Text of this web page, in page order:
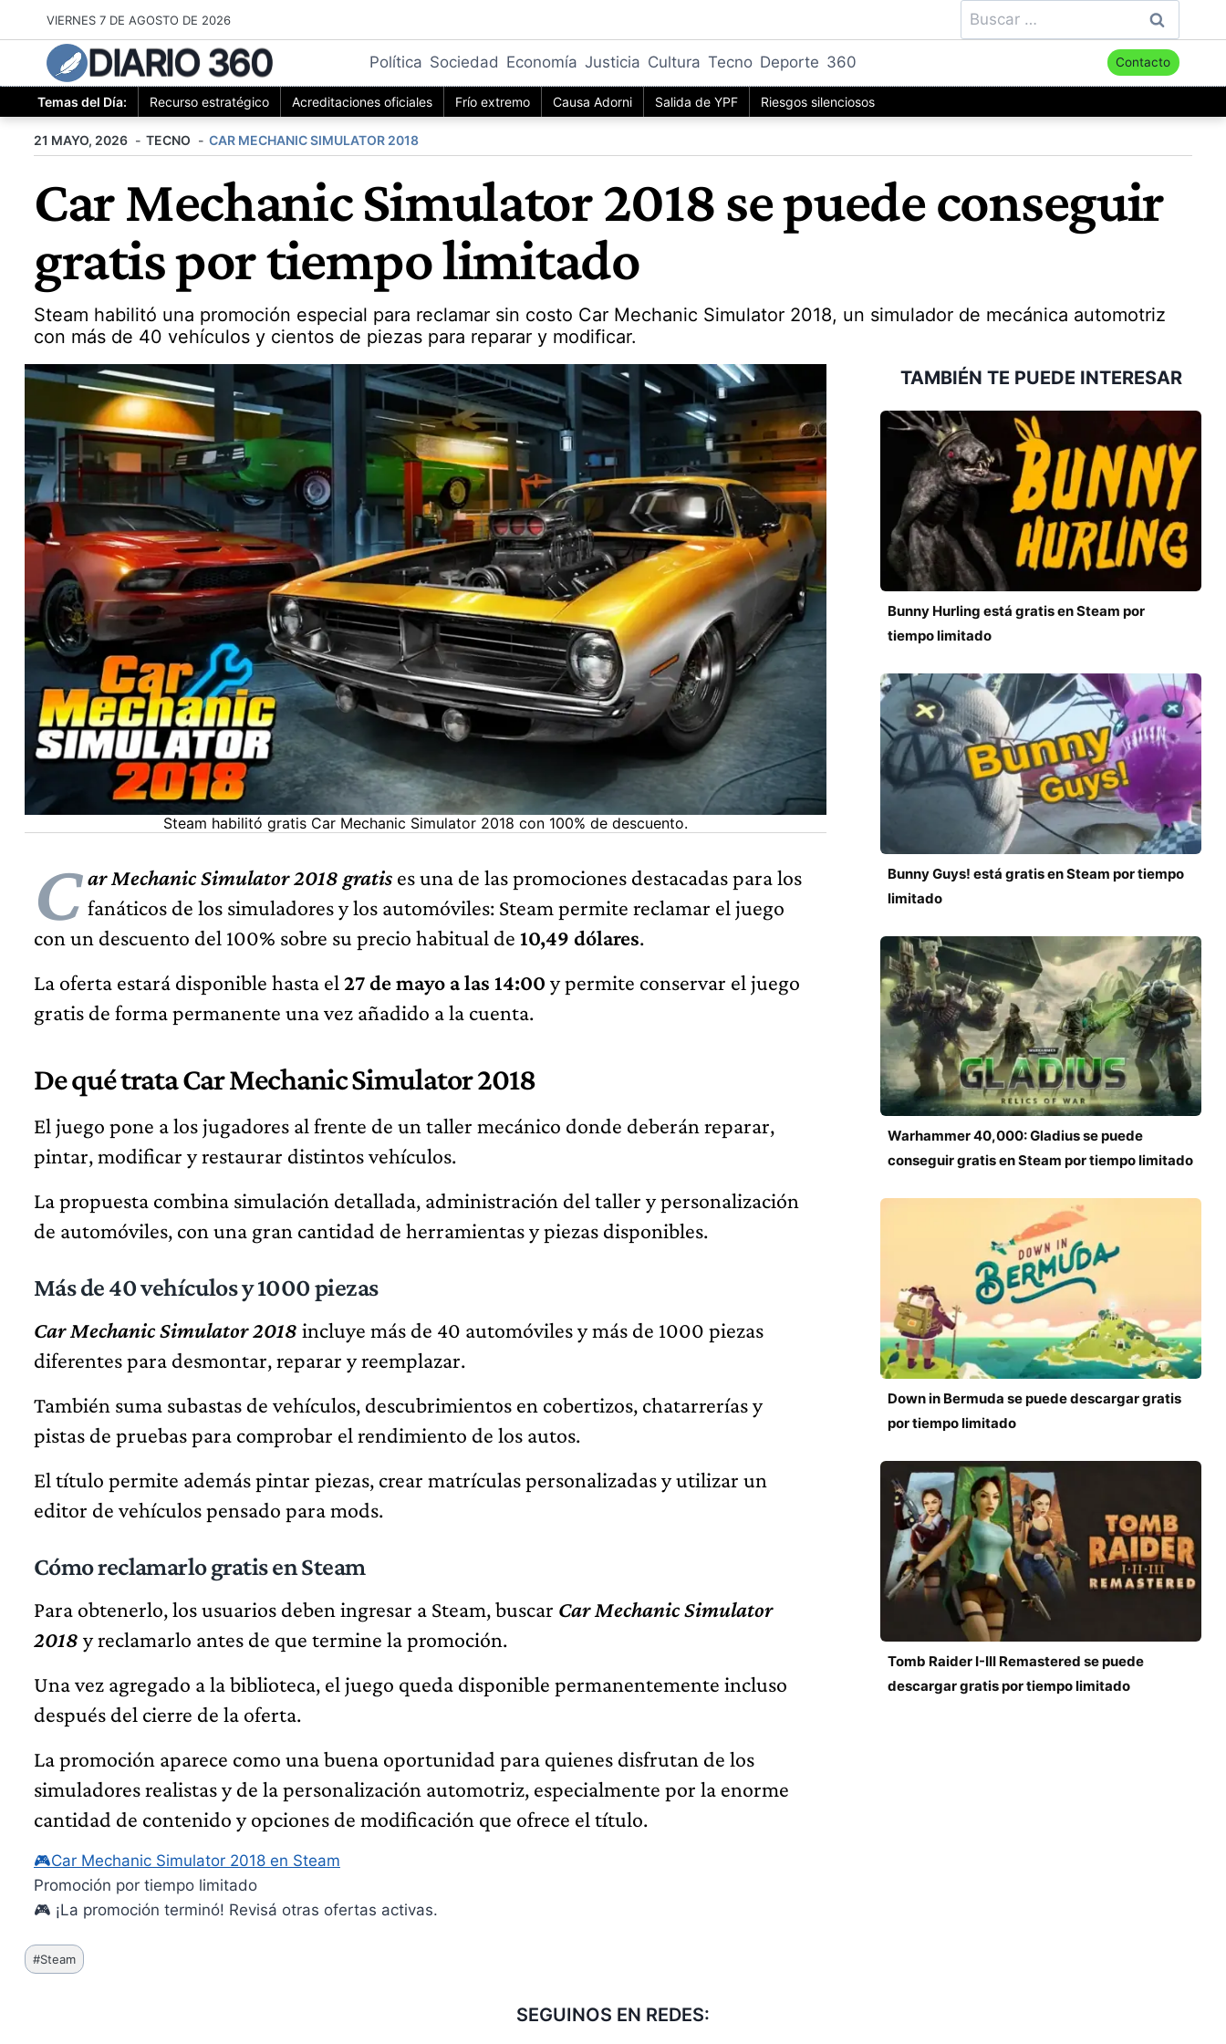
al
contenido
VIERNES 7 DE AGOSTO DE 2026 Buscar:
DIARIO 360 Política Sociedad Economía Justicia Cultura Tecno Deporte 360 Contacto
Temas del Día: Recurso estratégico Acreditaciones oficiales Frío extremo Causa Adorni Salida de YPF Riesgos silenciosos
21 MAYO, 2026 TECNO CAR MECHANIC SIMULATOR 2018
Car Mechanic Simulator 2018 se puede conseguir
gratis por tiempo limitado
Steam habilitó una promoción especial para reclamar sin costo Car Mechanic Simulator 2018, un simulador de mecánica automotriz
con más de 40 vehículos y cientos de piezas para reparar y modificar.
Steam habilitó gratis Car Mechanic Simulator 2018 con 100% de descuento.
C ar Mechanic Simulator 2018 gratis es una de las promociones destacadas para los
fanáticos de los simuladores y los automóviles: Steam permite reclamar el juego
con un descuento del 100% sobre su precio habitual de 10,49 dólares.
La oferta estará disponible hasta el 27 de mayo a las 14:00 y permite conservar el juego
gratis de forma permanente una vez añadido a la cuenta.
De qué trata Car Mechanic Simulator 2018
El juego pone a los jugadores al frente de un taller mecánico donde deberán reparar,
pintar, modificar y restaurar distintos vehículos.
La propuesta combina simulación detallada, administración del taller y personalización
de automóviles, con una gran cantidad de herramientas y piezas disponibles.
Más de 40 vehículos y 1000 piezas
Car Mechanic Simulator 2018 incluye más de 40 automóviles y más de 1000 piezas
diferentes para desmontar, reparar y reemplazar.
También suma subastas de vehículos, descubrimientos en cobertizos, chatarrerías y
pistas de pruebas para comprobar el rendimiento de los autos.
El título permite además pintar piezas, crear matrículas personalizadas y utilizar un
editor de vehículos pensado para mods.
Cómo reclamarlo gratis en Steam
Para obtenerlo, los usuarios deben ingresar a Steam, buscar Car Mechanic Simulator
2018 y reclamarlo antes de que termine la promoción.
Una vez agregado a la biblioteca, el juego queda disponible permanentemente incluso
después del cierre de la oferta.
La promoción aparece como una buena oportunidad para quienes disfrutan de los
simuladores realistas y de la personalización automotriz, especialmente por la enorme
cantidad de contenido y opciones de modificación que ofrece el título.
🎮Car Mechanic Simulator 2018 en Steam
Promoción por tiempo limitado
🎮 ¡La promoción terminó! Revisá otras ofertas activas.
Etiquetas
de
#Steam
TAMBIÉN TE PUEDE INTERESAR
Bunny Hurling está gratis en Steam por
tiempo limitado
Bunny Guys! está gratis en Steam por tiempo
limitado
Warhammer 40,000: Gladius se puede
conseguir gratis en Steam por tiempo limitado
Down in Bermuda se puede descargar gratis
por tiempo limitado
Tomb Raider I-III Remastered se puede
descargar gratis por tiempo limitado
SEGUINOS EN REDES: